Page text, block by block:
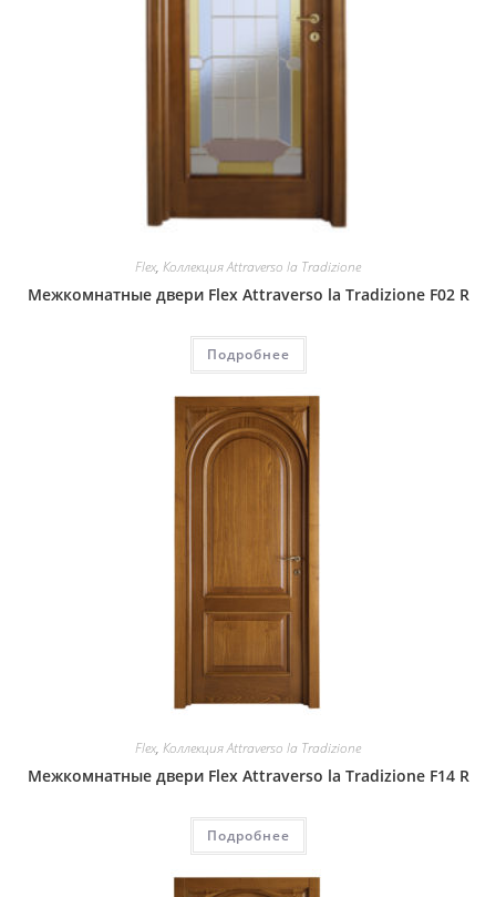
Flex, Коллекция Attraverso la Tradizione
Межкомнатные двери Flex Attraverso la Tradizione F02 R
Подробнее
Flex, Коллекция Attraverso la Tradizione
Межкомнатные двери Flex Attraverso la Tradizione F14 R
Подробнее